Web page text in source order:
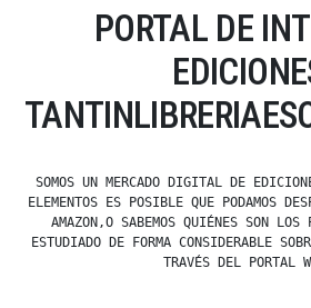
PORTAL DE
SOMOS UN MERCADO DIGITAL DE
ELEMENTOS ES POSIBLE QUE PODAMOS
AMAZON,O SABEMOS QUIÉNES SON LOS
ESTUDIADO DE FORMA CONSIDERABLE
TRAVÉS DEL PORTAL